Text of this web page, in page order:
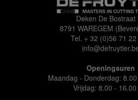
Deken De Bostraat
8791 WAREGEM
Tel. + 32 (0)56 71 22
Openingsuren
Maandag - Donderdag:
Vrijdag: 8.00 -